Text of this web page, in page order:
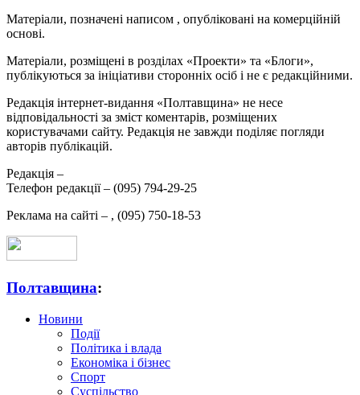
Матеріали, позначені написом , опубліковані на комерційній
основі.
Матеріали, розміщені в розділах «Проекти» та «Блоги»,
публікуються за ініціативи сторонніх осіб і не є редакційними.
Редакція інтернет-видання «Полтавщина» не несе
відповідальності за зміст коментарів, розміщених
користувачами сайту. Редакція не завжди поділяє погляди
авторів публікацій.
Редакція –
Телефон редакції – (095) 794-29-25
Реклама на сайті – , (095) 750-18-53
Полтавщина:
Новини
Події
Політика і влада
Економіка і бізнес
Спорт
Суспільство